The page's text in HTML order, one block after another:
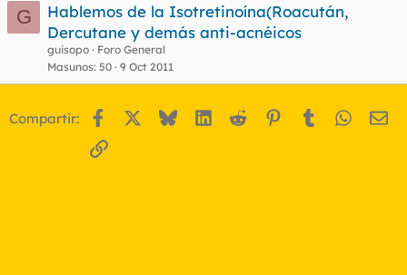
G
Hablemos de la Isotretinoína(Roacután,
Dercutane y demás anti-acnéicos
guisopo
Foro General
Masunos 50 9 Oct 2011
Compartir: Facebook BlueskyLinkedIn
Reddit Pinterest
Tumblr
Enlace